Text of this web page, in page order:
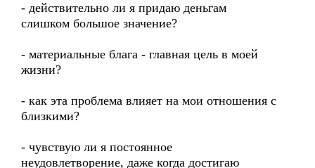
- действительно ли я придаю деньгам
слишком большое значение?
- материальные блага - главная цель в моей
жизни?
- как эта проблема влияет на мои отношения с
близкими?
- чувствую ли я постоянное
неудовлетворение, даже когда достигаю